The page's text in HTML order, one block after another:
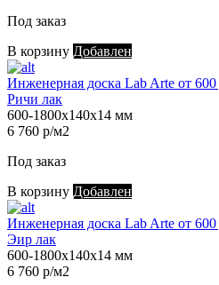
Под заказ
В корзину Добавлен
Инженерная доска Lab Arte от
Ричи лак
600-1800х140х14 мм
6 760 р/м2
Под заказ
В корзину Добавлен
Инженерная доска Lab Arte от
Эир лак
600-1800х140х14 мм
6 760 р/м2